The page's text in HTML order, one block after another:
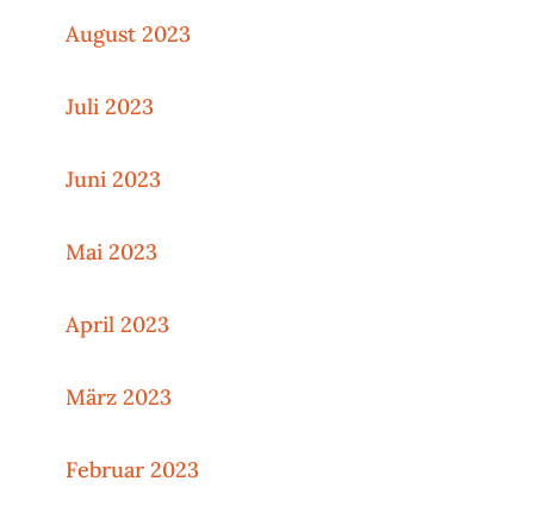
August 2023
Juli 2023
Juni 2023
Mai 2023
April 2023
März 2023
Februar 2023